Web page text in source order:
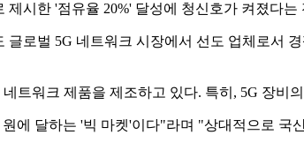
시한 '점유율 20%' 달성에 청신호가 켜졌다는
로벌 5G 네트워크 시장에서 선도 업체로서
트워크 제품을 제조하고 있다. 특히, 5G 장비
에 달하는 '빅 마켓'이다"라며 "상대적으로